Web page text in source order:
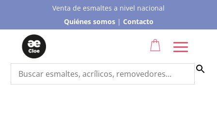
Venta de esmaltes a nivel nacional
Quiénes somos| Contacto